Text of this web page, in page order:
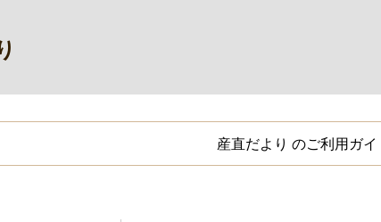
産直だより のご利用ガイ